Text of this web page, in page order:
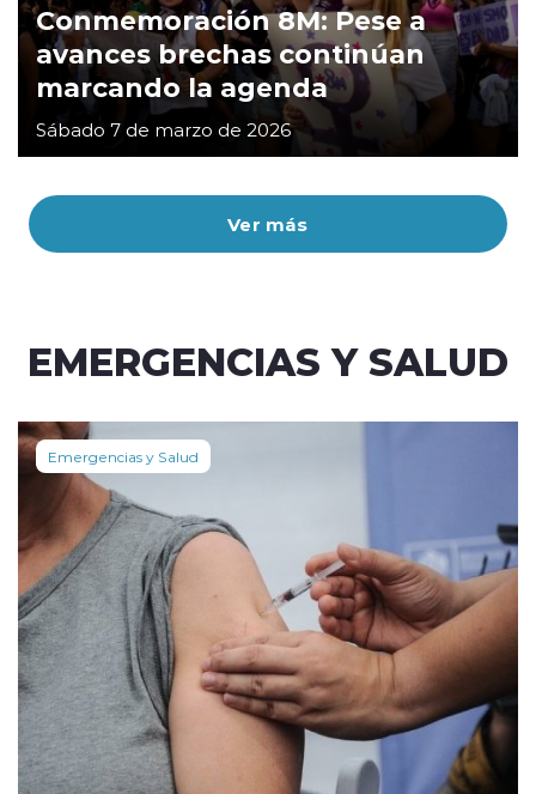
Ver más
Conmemoración 8M: Pese a
avances brechas continúan
marcando la agenda
Sábado 7 de marzo de 2026
EMERGENCIAS Y SALUD
Emergencias y Salud